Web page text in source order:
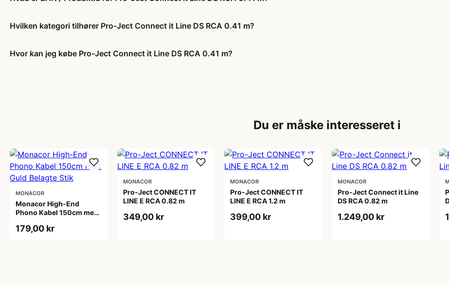
Hvilken kategori tilhører Pro-Ject Connect it Line DS RCA 0.41 m?
Hvor kan jeg købe Pro-Ject Connect it Line DS RCA 0.41 m?
Du er måske interesseret i
MONACOR
Monacor High-End
Phono Kabel 150cm med
179,00 kr
MONACOR
Pro-Ject CONNECT IT
LINE E RCA 0.82 m
349,00 kr
MONACOR
Pro-Ject CONNECT IT
LINE E RCA 1.2 m
399,00 kr
MONACOR
Pro-Ject Connect it Line
DS RCA 0.82 m
1.249,00 kr